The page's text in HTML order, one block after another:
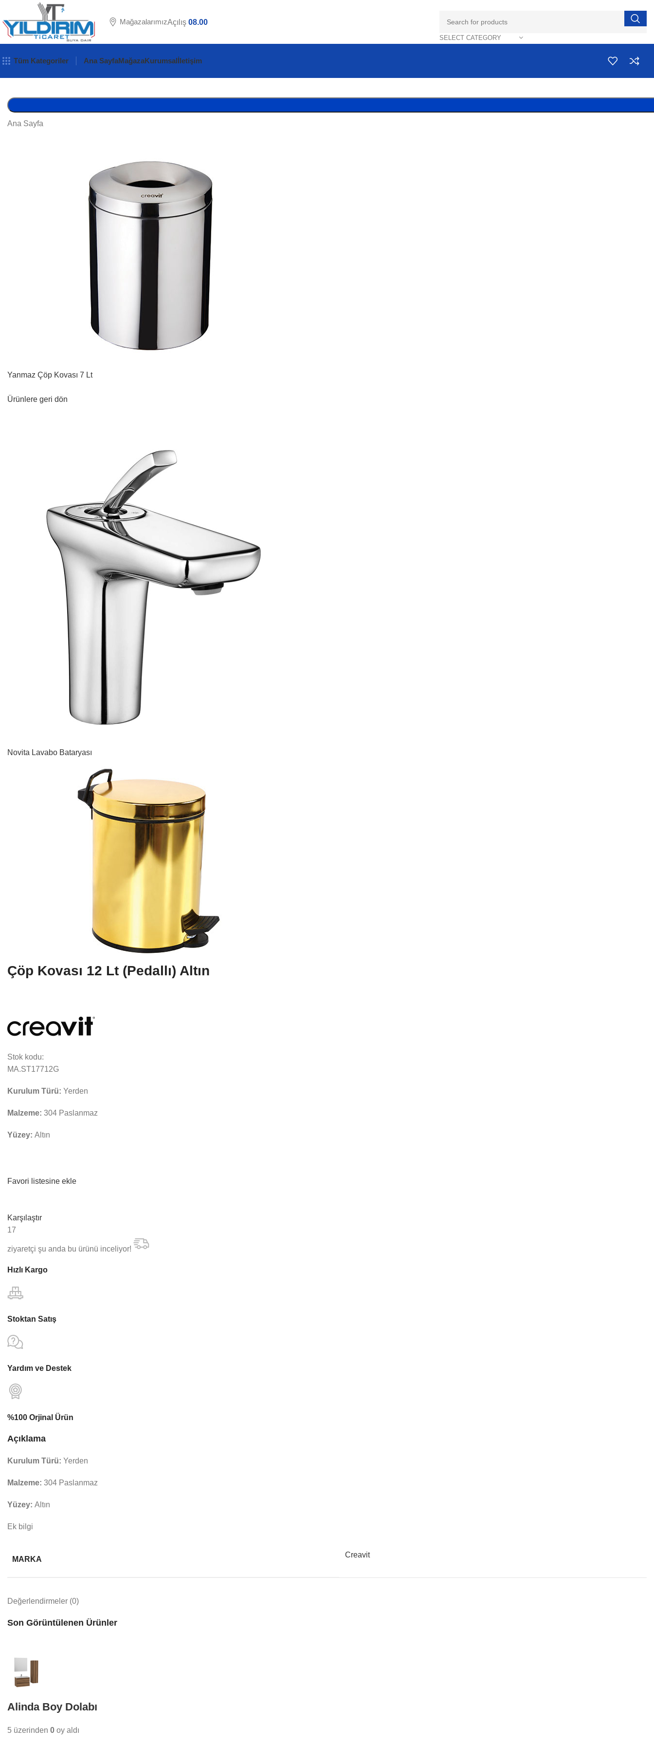
MağazalarımızAçılış 08.00
SELECT CATEGORY
Tüm Kategoriler Ana SayfaMağazaKurumsalİletişim
Ana Sayfa
Yanmaz Çöp Kovası 7 Lt
Ürünlere geri dön
Novita Lavabo Bataryası
Çöp Kovası 12 Lt (Pedallı) Altın
Stok kodu:
MA.ST17712G
Kurulum Türü: Yerden
Malzeme: 304 Paslanmaz
Yüzey: Altın
Favori listesine ekle
Karşılaştır
17
ziyaretçi şu anda bu ürünü inceliyor!
Hızlı Kargo
Stoktan Satış
Yardım ve Destek
%100 Orjinal Ürün
Açıklama
Kurulum Türü: Yerden
Malzeme: 304 Paslanmaz
Yüzey: Altın
Ek bilgi
MARKA
Creavit
Değerlendirmeler (0)
Son Görüntülenen Ürünler
Alinda Boy Dolabı
5 üzerinden 0 oy aldı